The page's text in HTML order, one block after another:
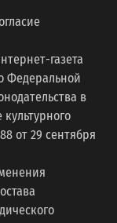
газета
Федеральной
в
от 29 сентября